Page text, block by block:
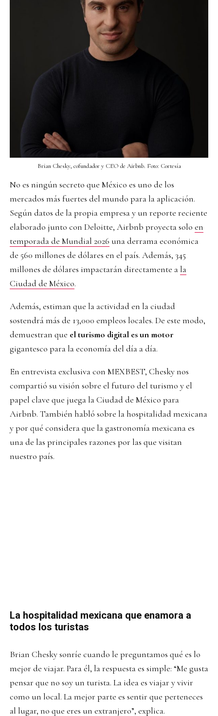
Brian Chesky, cofundador y CEO de Airbnb. Foto: Cortesía
No es ningún secreto que México es uno de los
mercados más fuertes del mundo para la aplicación.
Según datos de la propia empresa y un reporte reciente
elaborado junto con Deloitte, Airbnb proyecta solo en
temporada de Mundial 2026 una derrama económica
de 560 millones de dólares en el país. Además, 345
millones de dólares impactarán directamente ala
Ciudad de México.
Además, estiman que la actividad en la ciudad
sostendrá más de 13,000 empleos locales. De este modo,
demuestran que el turismo digital es un motor
gigantesco para la economía del día a día.
En entrevista exclusiva con MEXBEST, Chesky nos
compartió su visión sobre el futuro del turismo y el
papel clave que juega la Ciudad de México para
Airbnb. También habló sobre la hospitalidad mexicana
y por qué considera que la gastronomía mexicana es
una de las principales razones por las que visitan
nuestro país.
La hospitalidad mexicana que enamora a
todos los turistas
Brian Chesky sonríe cuando le preguntamos qué es lo
mejor de viajar. Para él, la respuesta es simple: “Me gusta
pensar que no soy un turista. La idea es viajar y vivir
como un local. La mejor parte es sentir que perteneces
al lugar, no que eres un extranjero”, explica.